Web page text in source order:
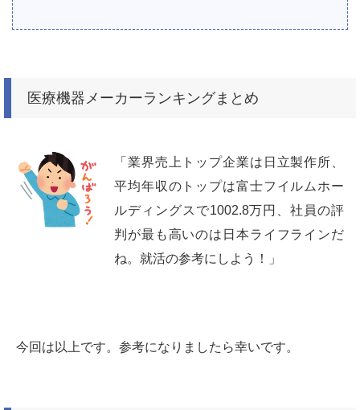
医療機器メーカーランキングまとめ
「業界売上トップ企業は日立製作所、
平均年収のトップは富士フイルムホー
ルディングスで1002.8万円、社員の評
判が最も高いのは日本ライフラインだ
ね。就活の参考にしよう！」
今回は以上です。参考になりましたら幸いです。